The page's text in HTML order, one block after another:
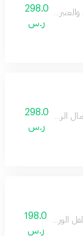
والعنبر والأخشاب
298.0
ر.س
الربيع ونقاءه بلمسات
298.0
ر.س
الوردي والورد
198.0
ر.س